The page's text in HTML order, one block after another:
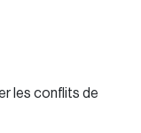
les conflits de